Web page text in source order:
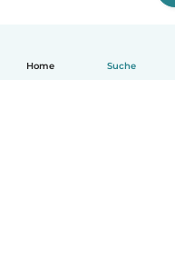
Home Suche